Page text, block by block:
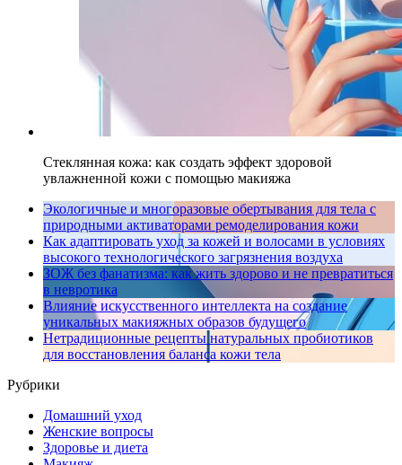
Стеклянная кожа: как создать эффект здоровой
увлажненной кожи с помощью макияжа
Экологичные и многоразовые обертывания для тела с
природными активаторами ремоделирования кожи
Как адаптировать уход за кожей и волосами в условиях
высокого технологического загрязнения воздуха
ЗОЖ без фанатизма: как жить здорово и не превратиться
в невротика
Влияние искусственного интеллекта на создание
уникальных макияжных образов будущего
Нетрадиционные рецепты натуральных пробиотиков
для восстановления баланса кожи тела
Рубрики
Домашний уход
Женские вопросы
Здоровье и диета